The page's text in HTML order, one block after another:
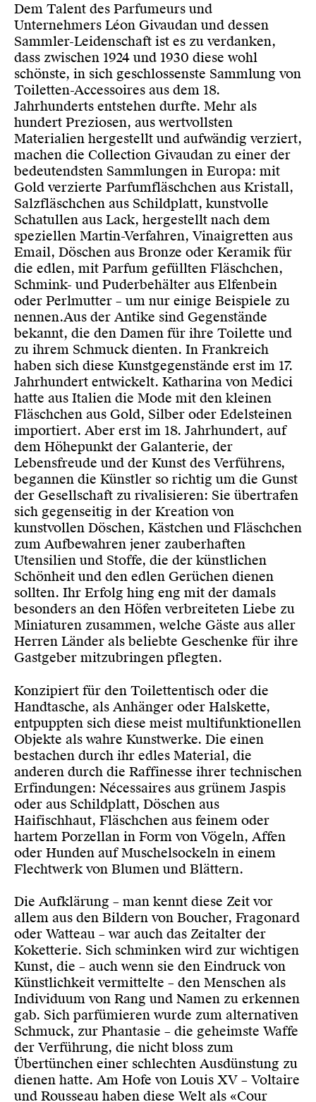
Dem Talent des Parfumeurs und
Unternehmers Léon Givaudan und dessen
Sammler-Leidenschaft ist es zu verdanken,
dass zwischen 1924 und 1930 diese wohl
schönste, in sich geschlossenste Sammlung von
Toiletten-Accessoires aus dem 18.
Jahrhunderts entstehen durfte. Mehr als
hundert Preziosen, aus wertvollsten
Materialien hergestellt und aufwändig verziert,
machen die Collection Givaudan zu einer der
bedeutendsten Sammlungen in Europa: mit
Gold verzierte Parfumfläschchen aus Kristall,
Salzfläschchen aus Schildplatt, kunstvolle
Schatullen aus Lack, hergestellt nach dem
speziellen Martin-Verfahren, Vinaigretten aus
Email, Döschen aus Bronze oder Keramik für
die edlen, mit Parfum gefüllten Fläschchen,
Schmink- und Puderbehälter aus Elfenbein
oder Perlmutter – um nur einige Beispiele zu
nennen.Aus der Antike sind Gegenstände
bekannt, die den Damen für ihre Toilette und
zu ihrem Schmuck dienten. In Frankreich
haben sich diese Kunstgegenstände erst im 17.
Jahrhundert entwickelt. Katharina von Medici
hatte aus Italien die Mode mit den kleinen
Fläschchen aus Gold, Silber oder Edelsteinen
importiert. Aber erst im 18. Jahrhundert, auf
dem Höhepunkt der Galanterie, der
Lebensfreude und der Kunst des Verführens,
begannen die Künstler so richtig um die Gunst
der Gesellschaft zu rivalisieren: Sie übertrafen
sich gegenseitig in der Kreation von
kunstvollen Döschen, Kästchen und Fläschchen
zum Aufbewahren jener zauberhaften
Utensilien und Stoffe, die der künstlichen
Schönheit und den edlen Gerüchen dienen
sollten. Ihr Erfolg hing eng mit der damals
besonders an den Höfen verbreiteten Liebe zu
Miniaturen zusammen, welche Gäste aus aller
Herren Länder als beliebte Geschenke für ihre
Gastgeber mitzubringen pflegten.
Konzipiert für den Toilettentisch oder die
Handtasche, als Anhänger oder Halskette,
entpuppten sich diese meist multifunktionellen
Objekte als wahre Kunstwerke. Die einen
bestachen durch ihr edles Material, die
anderen durch die Raffinesse ihrer technischen
Erfindungen: Nécessaires aus grünem Jaspis
oder aus Schildplatt, Döschen aus
Haifischhaut, Fläschchen aus feinem oder
hartem Porzellan in Form von Vögeln, Affen
oder Hunden auf Muschelsockeln in einem
Flechtwerk von Blumen und Blättern.
Die Aufklärung – man kennt diese Zeit vor
allem aus den Bildern von Boucher, Fragonard
oder Watteau – war auch das Zeitalter der
Koketterie. Sich schminken wird zur wichtigen
Kunst, die – auch wenn sie den Eindruck von
Künstlichkeit vermittelte – den Menschen als
Individuum von Rang und Namen zu erkennen
gab. Sich parfümieren wurde zum alternativen
Schmuck, zur Phantasie – die geheimste Waffe
der Verführung, die nicht bloss zum
Übertünchen einer schlechten Ausdünstung zu
dienen hatte. Am Hofe von Louis XV – Voltaire
und Rousseau haben diese Welt als «Cour